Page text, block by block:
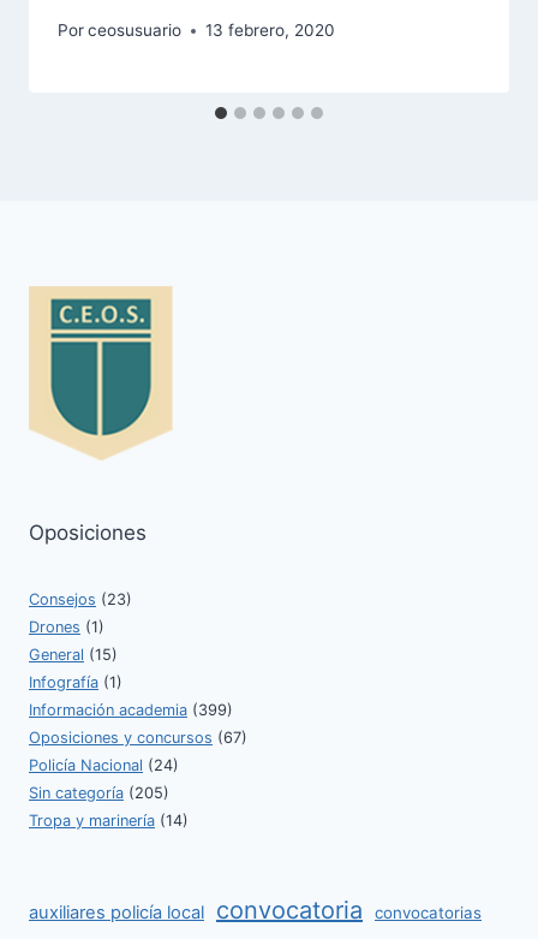
Porceosusuario 13 febrero, 2020
Oposiciones
Consejos (23)
Drones (1)
General (15)
Infografía (1)
Información academia (399)
Oposiciones y concursos (67)
Policía Nacional (24)
Sin categoría (205)
Tropa y marinería (14)
auxiliares policía local convocatoria convocatorias